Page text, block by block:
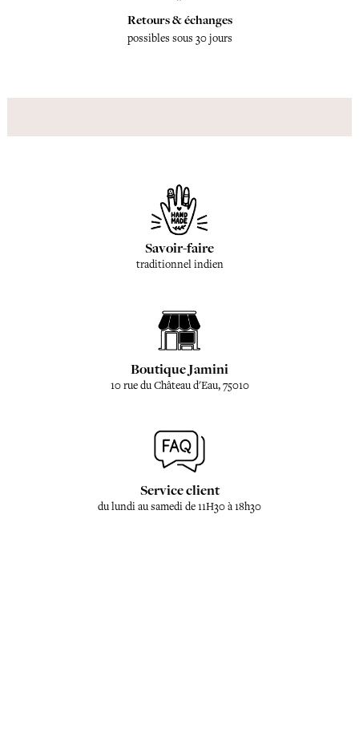
Retours & échanges
possibles sous 30 jours
Savoir-faire
traditionnel indien
Boutique Jamini
10 rue du Château d'Eau, 75010
Service client
du lundi au samedi de 11H30 à 18h30